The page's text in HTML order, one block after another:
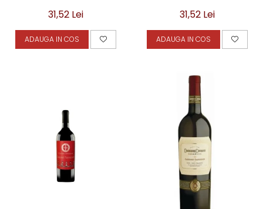
31,52 Lei
ADAUGA IN COS
31,52 Lei
ADAUGA IN COS